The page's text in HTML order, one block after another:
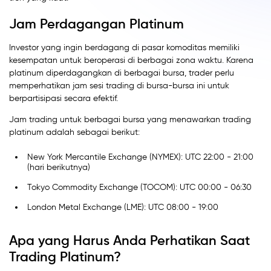
Jam Perdagangan Platinum
Investor yang ingin berdagang di pasar komoditas memiliki
kesempatan untuk beroperasi di berbagai zona waktu. Karena
platinum diperdagangkan di berbagai bursa, trader perlu
memperhatikan jam sesi trading di bursa-bursa ini untuk
berpartisipasi secara efektif.
Jam trading untuk berbagai bursa yang menawarkan trading
platinum adalah sebagai berikut:
New York Mercantile Exchange (NYMEX): UTC 22:00 - 21:00
(hari berikutnya)
Tokyo Commodity Exchange (TOCOM): UTC 00:00 - 06:30
London Metal Exchange (LME): UTC 08:00 - 19:00
Apa yang Harus Anda Perhatikan Saat
Trading Platinum?